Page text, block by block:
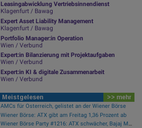
Leasingabwicklung Vertriebsinnendienst
Klagenfurt / Bawag
Expert Asset Liability Management
Klagenfurt / Bawag
Portfolio Manager:in Operation
Wien / Verbund
Expert:in Bilanzierung mit Projektaufgaben
Wien / Verbund
Expert:in KI & digitale Zusammenarbeit
Wien / Verbund
Meistgelesen >> mehr
AMCs für Österreich, gelistet an der Wiener Börse
Wiener Börse: ATX gibt am Freitag 1,36 Prozent ab
Wiener Börse Party #1216: ATX schwächer, Bajaj Mobility weiter stark, neue indische Freunde und Rajiv Bajaj mein Man of the Day